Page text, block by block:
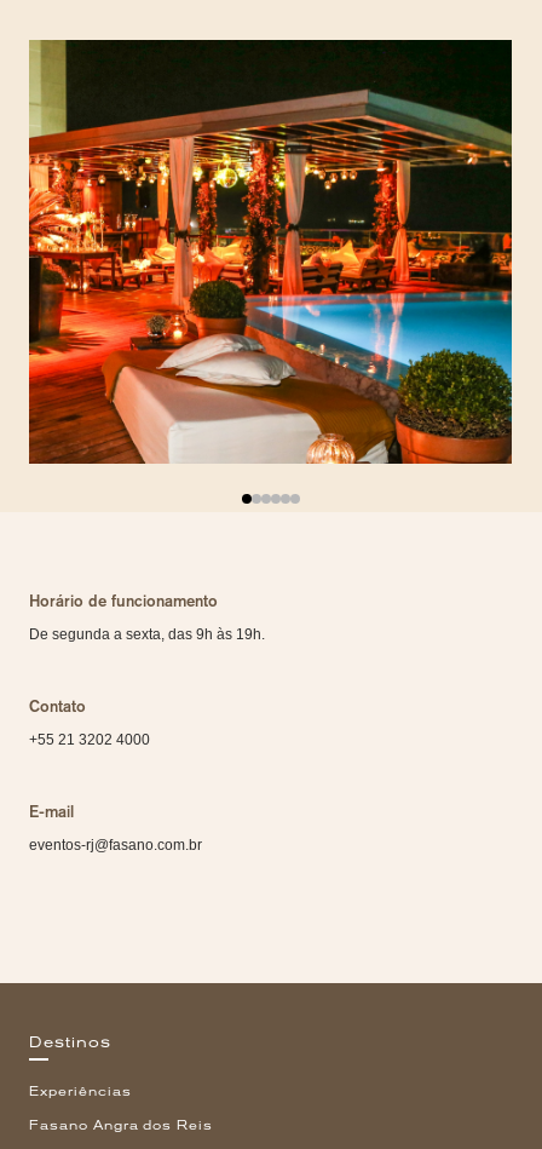
Horário de funcionamento
De segunda a sexta, das 9h às 19h.
Contato
+55 21 3202 4000
E-mail
eventos-rj@fasano.com.br
Destinos
Experiências
Fasano Angra dos Reis